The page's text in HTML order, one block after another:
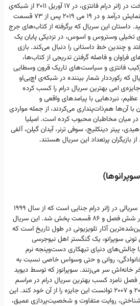
سریال معروف بازی تاج و تخت در ژانر درام فانتزی، در ۱۷ آوریل ۲۰۱۱ از شبکه‌ی
اچ‌بی‌او در ایالات متحده به نمایش درآمد و در ۱۹ می ۲۰۱۹ پس از ۷۳ قسمت
داستان این سریال که برگرفته از کتاب‌های جرج
تخیلی وستروس و اسوس، در نزدیکی پایان یک
می‌افتد و چندین خط داستانی را دنبال می‌کند. بازی
فراوان و فاصله گرفتن تدریجی از کتاب‌ها،
فانتزی و سیاست‌های تاریک قرون وسطایی
که رکورددار شمار بیننده در شبکه‌ی اچ‌بی‌او
امی بهترین سریال درام را کسب کرده
نبردهایی با پیامدهای واقعی و
آن‌ها هم‌ذات‌پنداری می‌کردند، از جمله مواردی
میان مخاطبان محبوب کرده است. امیلیا
پیتر دینکلیج، سوفی ترنر، آیدان گیلن، آلفی
بازیگران پرتعداد این سریال هستند.
سوپرانوز یا خانواده سوپرانو، سریالی در ژانر درام جنایی است که از سال 1999
تا 2007 از شبکه‌ی اچ‌بی‌او در شش فصل و ۸۶ قسمت پخش شد. این سریال
آثار تلویزیونی در طول تاریخ است که
سوپرانو، یک گنگستر اهل نیوجرسی
چالش‌های دنیای تبهکاری دست‌وپنجه نرم
روانی و حتی وسواس خاصی نسبت به
خانه‌اش سر می‌زنند. سوپرانوز که توسط دیوید
نامزد کسب بهترین سریال درام در مراسم
امی شد که در سال‌های ۲۰۰۴ و ۲۰۰۷ توانست این جایزه را از آن خود کند. این
روایت متفاوت و شخصیت‌پردازی عمیق،